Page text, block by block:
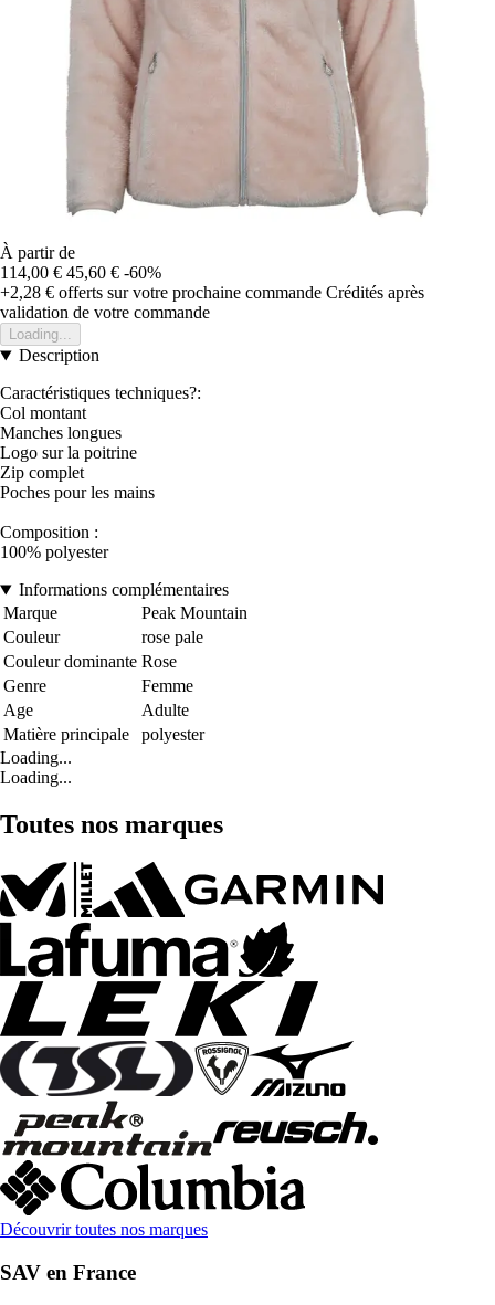
À partir de
114,00 € 45,60 € -60%
+2,28 € offerts sur votre prochaine commande Crédités après
validation de votre commande
Loading...
Description
Caractéristiques techniques?:
Col montant
Manches longues
Logo sur la poitrine
Zip complet
Poches pour les mains
Composition :
100% polyester
Informations complémentaires
Marque
Peak Mountain
Couleur
rose pale
Couleur dominante Rose
Genre
Femme
Age
Adulte
Matière principale
polyester
Loading...
Loading...
Toutes nos marques
Découvrir toutes nos marques
SAV en France